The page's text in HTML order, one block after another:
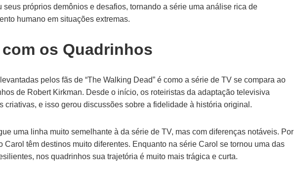
seus próprios demônios e desafios, tornando a série uma análise rica de
humano em situações extremas.
os Quadrinhos
pelos fãs de “The Walking Dead” é como a série de TV se compara ao
de Robert Kirkman. Desde o início, os roteiristas da adaptação televisiva
criativas, e isso gerou discussões sobre a fidelidade à história original.
uma linha muito semelhante à da série de TV, mas com diferenças notáveis. Por
Carol têm destinos muito diferentes. Enquanto na série Carol se tornou uma das
nos quadrinhos sua trajetória é muito mais trágica e curta.